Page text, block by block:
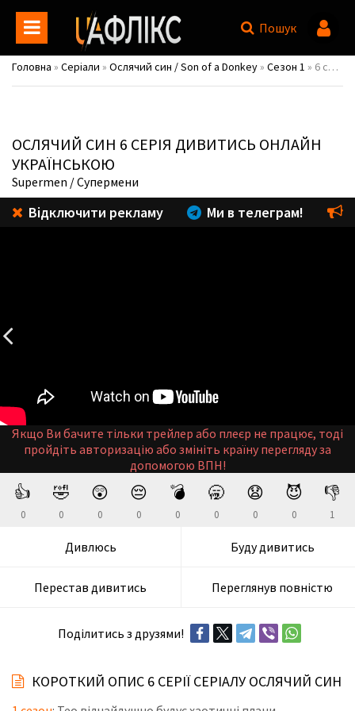
Пошук
Головна » Серіали » Ослячий син / Son of a Donkey » Сезон 1 » 6 серія
ОСЛЯЧИЙ СИН 6 СЕРІЯ ДИВИТИСЬ ОНЛАЙН
УКРАЇНСЬКОЮ
Supermen / Супермени
Відключити рекламу Ми в телеграм!
Якщо Ви бачите тільки трейлер або плеєр не працює, тоді
пройдіть авторизацію або змініть країну перегляду за
допомогою ВПН!
👍
0
🤣
0
😲
0
😔
0
💣
0
🥱
0
😧
0
😈
0
👎
1
Дивлюсь Буду дивитись
Перестав дивитись Переглянув повністю
Поділитись з друзями!
КОРОТКИЙ ОПИС 6 СЕРІЇ СЕРІАЛУ ОСЛЯЧИЙ СИН